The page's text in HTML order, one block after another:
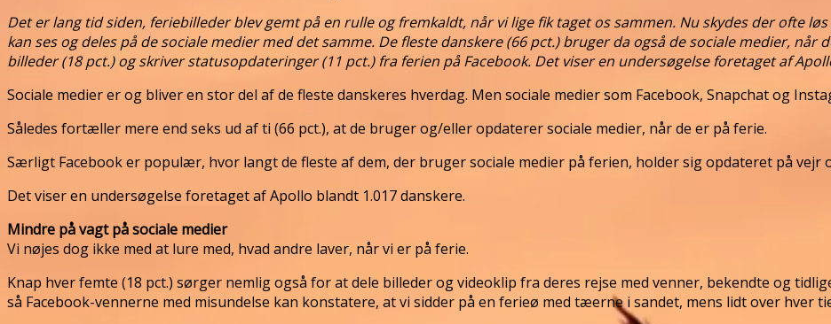
Det er lang tid siden, feriebilleder blev gemt på en rulle og fremkaldt, når vi lige fik taget os sammen. Nu skydes der ofte
kan ses og deles på de sociale medier med det samme. De fleste danskere (66 pct.) bruger da også de sociale medier, når
billeder (18 pct.) og skriver statusopdateringer (11 pct.) fra ferien på Facebook. Det viser en undersøgelse foretaget af
Sociale medier er og bliver en stor del af de fleste danskeres hverdag. Men sociale medier som Facebook, Snapchat og
Således fortæller mere end seks ud af ti (66 pct.), at de bruger og/eller opdaterer sociale medier, når de er på ferie.
Særligt Facebook er populær, hvor langt de fleste af dem, der bruger sociale medier på ferien, holder sig opdateret på vejr
Det viser en undersøgelse foretaget af Apollo blandt 1.017 danskere.
Mindre på vagt på sociale medier
Vi nøjes dog ikke med at lure med, hvad andre laver, når vi er på ferie.
Knap hver femte (18 pct.) sørger nemlig også for at dele billeder og videoklip fra deres rejse med venner, bekendte og
så Facebook-vennerne med misundelse kan konstatere, at vi sidder på en ferieø med tæerne i sandet, mens lidt over hver